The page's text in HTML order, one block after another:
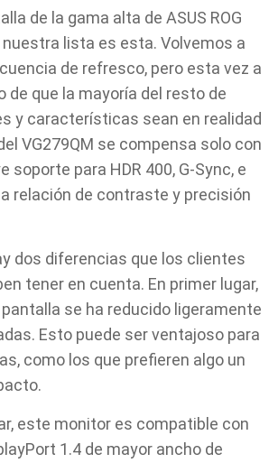
de la gama alta de ASUS ROG
lista es esta. Volvemos a
de refresco, pero esta vez a
de que la mayoría del resto de
y características sean en realidad
VG279QM se compensa solo con
soporte para HDR 400, G-Sync, e
relación de contraste y precisión
dos diferencias que los clientes
tener en cuenta. En primer lugar,
se ha reducido ligeramente
Esto puede ser ventajoso para
como los que prefieren algo un
este monitor es compatible con
1.4 de mayor ancho de